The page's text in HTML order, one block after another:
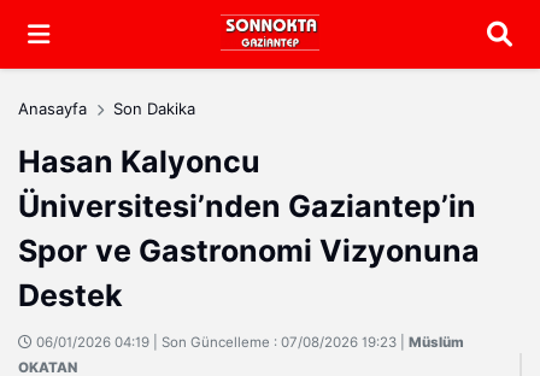
Arama
Anasayfa Son Dakika
Hasan Kalyoncu
Üniversitesi’nden Gaziantep’in
Spor ve Gastronomi Vizyonuna
Destek
06/01/2026 04:19 | Son Güncelleme : 07/08/2026 19:23 | Müslüm
OKATAN